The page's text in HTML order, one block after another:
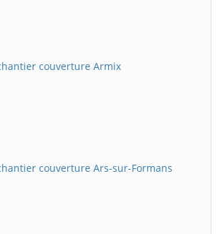
couverture Armix
couverture Ars-sur-Formans